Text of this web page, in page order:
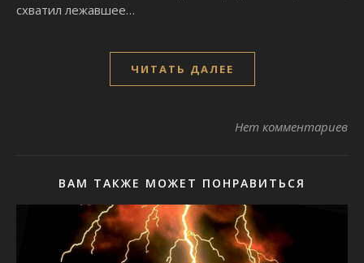
схватил лежавшее…
ЧИТАТЬ ДАЛЕЕ
Нет комментариев
ВАМ ТАКЖЕ МОЖЕТ ПОНРАВИТЬСЯ